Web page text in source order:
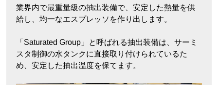
業界内で最重量級の抽出装備で、安定した熱量を供
給し、均一なエスプレッソを作り出します。
「Saturated Group」と呼ばれる抽出装備は、サーミ
スタ制御の水タンクに直接取り付けられているた
め、安定した抽出温度を保てます。